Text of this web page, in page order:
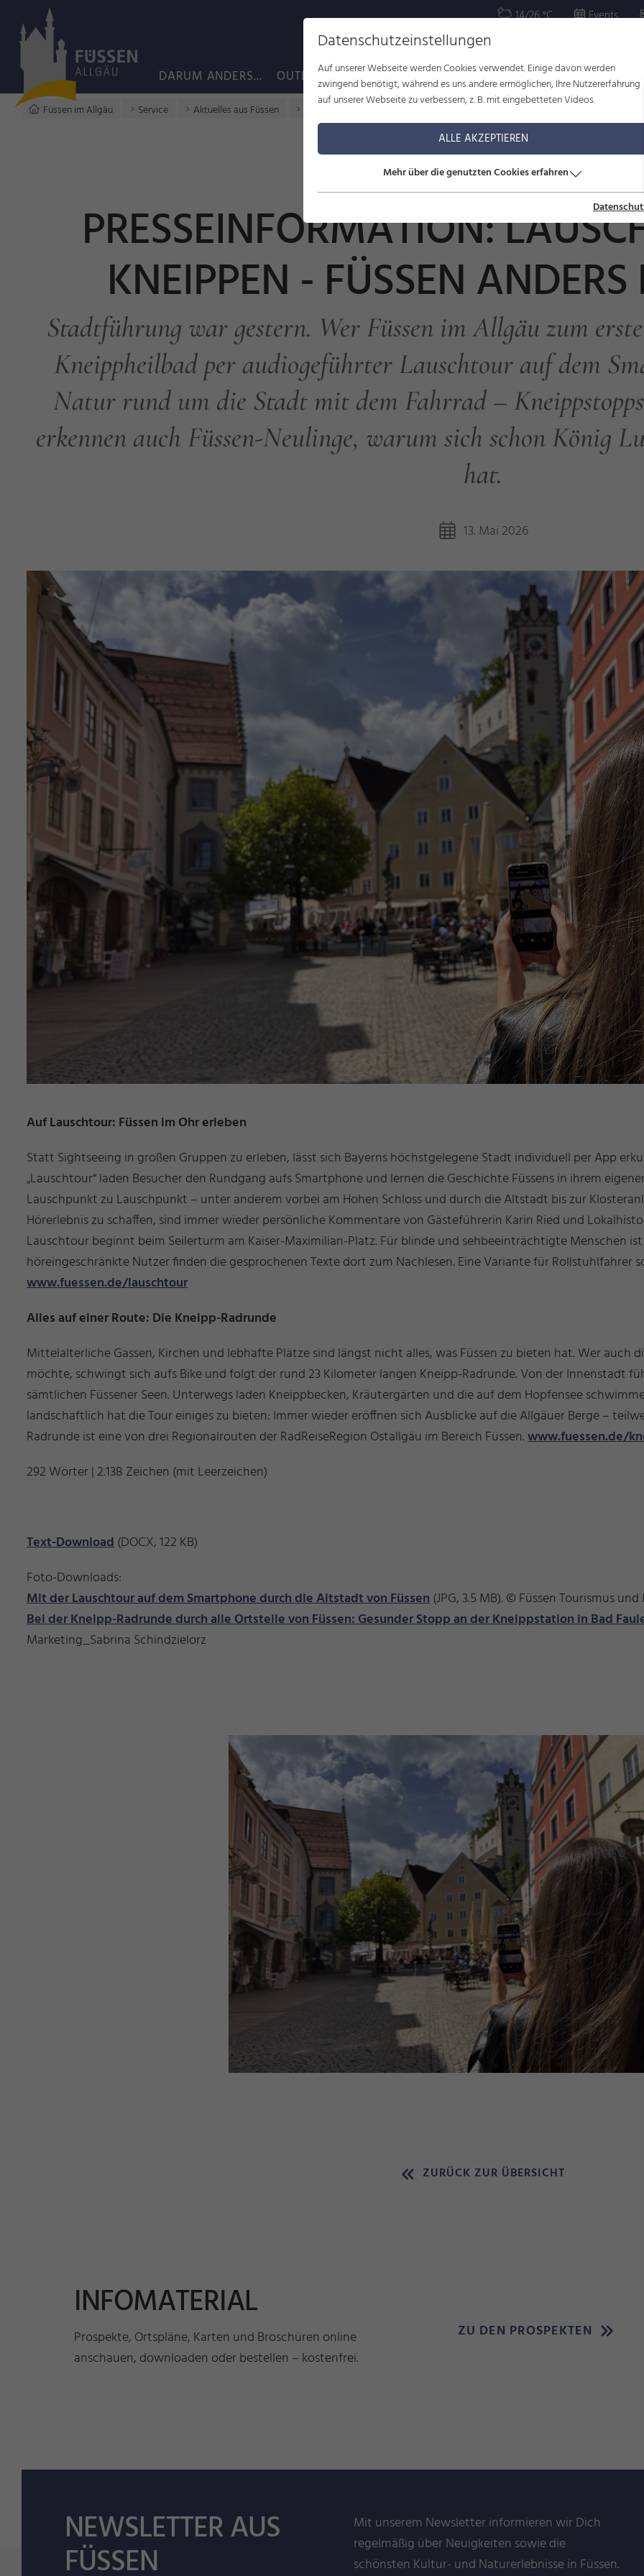
14/26 °C Events
DARUM ANDERS... OUTDOOR KULTUR WOHLBEFINDEN FAMILIE SERVICE
Füssen im Allgäu Service Aktuelles aus Füssen Presseinformation: Lauschen, radeln, kneippen - Füssen anders entdecken
PRESSEINFORMATION:
KNEIPPEN - FÜSSEN
Stadtführung war gestern. Wer Füssen im Allgäu zum
Kneippheilbad per audiogeführter Lauschtour auf dem
Natur rund um die Stadt mit dem Fahrrad –
erkennen auch Füssen-Neulinge, warum sich schon König
hat.
13. Mai 2026
Auf Lauschtour: Füssen im Ohr erleben
Statt Sightseeing in großen Gruppen zu erleben, lässt sich Bayerns höchstgelegene Stadt individuell per App
„Lauschtour“ laden Besucher den Rundgang aufs Smartphone und lernen die Geschichte Füssens in ihrem
Lauschpunkt zu Lauschpunkt – unter anderem vorbei am Hohen Schloss und durch die Altstadt bis zur
Hörerlebnis zu schaffen, sind immer wieder persönliche Kommentare von Gästeführerin Karin Ried und
Lauschtour beginnt beim Seilerturm am Kaiser-Maximilian-Platz. Für blinde und sehbeeinträchtigte Menschen
höreingeschränkte Nutzer finden die gesprochenen Texte dort zum Nachlesen. Eine Variante für Rollstuhlfahrer
www.fuessen.de/lauschtour
Alles auf einer Route: Die Kneipp-Radrunde
Mittelalterliche Gassen, Kirchen und lebhafte Plätze sind längst nicht alles, was Füssen zu bieten hat. Wer
möchte, schwingt sich aufs Bike und folgt der rund 23 Kilometer langen Kneipp-Radrunde. Von der Innenstadt
sämtlichen Füssener Seen. Unterwegs laden Kneippbecken, Kräutergärten und die auf dem Hopfensee
landschaftlich hat die Tour einiges zu bieten: Immer wieder eröffnen sich Ausblicke auf die Allgäuer Berge –
Radrunde ist eine von drei Regionalrouten der RadReiseRegion Ostallgäu im Bereich Füssen.www.fuessen.de/
292 Wörter | 2.138 Zeichen (mit Leerzeichen)
Text-Download(DOCX, 122 KB)
Foto-Downloads:
Mit der Lauschtour auf dem Smartphone durch die Altstadt von Füssen(JPG, 3.5 MB). © Füssen Tourismus
Bei der Kneipp-Radrunde durch alle Ortsteile von Füssen: Gesunder Stopp an der Kneippstation in Bad
Marketing_Sabrina Schindzielorz
ZURÜCK ZUR ÜBERSICHT
INFOMATERIAL
Prospekte, Ortspläne, Karten und Broschüren online
anschauen, downloaden oder bestellen – kostenfrei.
ZU DEN PROSPEKTEN
NEWSLETTER AUS
FÜSSEN
Mit unserem Newsletter informieren wir Dich
regelmäßig über Neuigkeiten sowie die
schönsten Kultur- und Naturerlebnisse in Füssen.
Datenschutzeinstellungen
Auf unserer Webseite werden Cookies verwendet. Einige davon werden
zwingend benötigt, während es uns andere ermöglichen, Ihre Nutzererfahrung
auf unserer Webseite zu verbessern, z. B. mit eingebetteten Videos.
ALLE AKZEPTIEREN
Mehr über die genutzten Cookies erfahren